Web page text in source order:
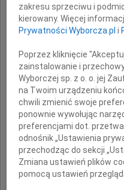
zakresu sprzeciwu i
kierowany. Więcej
Prywatności Wyborcza.pl i
Poprzez kliknięcie
zainstalowanie i
Wyborczej sp. z o. o. jej
na Twoim urządzeniu
chwili zmienić swoje
ponownie wywołując
preferencjami dot.
odnośnik „Ustawienia
przechodząc do sekcji
Zmiana ustawień plików
pomocą ustawień